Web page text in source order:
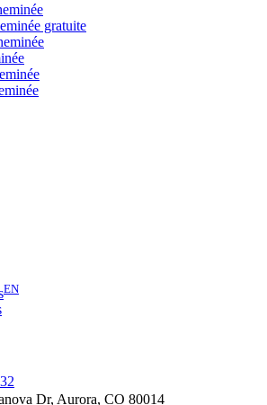
gratuite
EN
Dr, Aurora, CO 80014